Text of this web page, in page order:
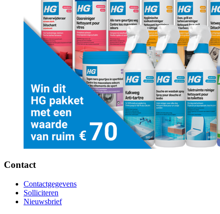
Contact
Contactgegevens
Solliciteren
Nieuwsbrief